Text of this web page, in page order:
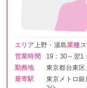
エリア 上野・湯島業種
営業時間
19：30～翌1
勤務地
東京都台東
最寄駅
東京メトロ